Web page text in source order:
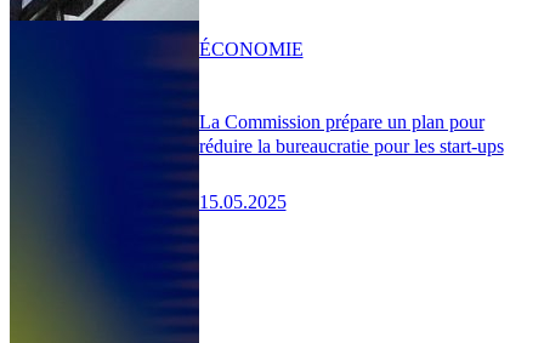
La Commission prépare un plan pour
réduire la bureaucratie pour les start-ups
15.05.2025
ÉCONOMIE